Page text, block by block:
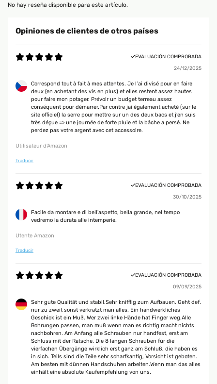
No hay reseña disponible para este artículo.
Opiniones de clientes de otros países
EVALUACIÓN COMPROBADA
24/12/2025
Correspond tout à fait à mes attentes. Je l’ai divisé pour en faire
deux (en achetant des vis en plus) et elles restent assez hautes
pour faire mon potager. Prévoir un budget terreau assez
conséquent pour démarrer.Par contre jai également acheté (sur le
site officiel) la serre pour mettre sur un des deux bacs et j’en suis
très déçue => une journée de forte pluie et la bâche a persé. Ne
perdez pas votre argent avec cet accessoire.
Utilisateur d'Amazon
Traducir
EVALUACIÓN COMPROBADA
30/10/2025
Facile da montare e di bell'aspetto, bella grande, nel tempo
vedremo la durata alle intemperie.
Utente Amazon
Traducir
EVALUACIÓN COMPROBADA
09/09/2025
Sehr gute Qualität und stabil.Sehr knifflig zum Aufbauen. Geht def.
nur zu zweit sonst verkratzt man alles. Ein handwerkliches
Geschick ist ein Muß. Wer zwei linke Hände hat Finger weg.Alle
Bohrungen passen, man muß wenn man es richtig macht nichts
nachbohren. Am Anfang alle Schrauben nur handfest, erst am
Schluss mit der Ratsche. Die 8 langen Schrauben für die
vierfachen Übergänge wirklich erst ganz am Schluß, die haben es
in sich. Teils sind die Teile sehr scharfkantig, Vorsicht ist geboten.
Am besten mit dünnen Handschuhen arbeiten.Wenn man das alles
einhält eine absolute Kaufempfehlung von uns.